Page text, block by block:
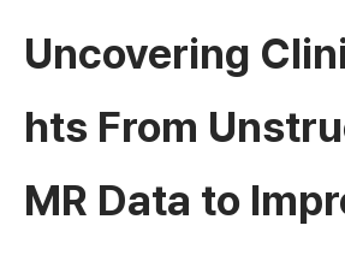
Uncovering
hts From
MR Data to